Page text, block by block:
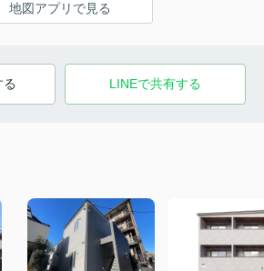
地図アプリで見る
る LINEで共有する